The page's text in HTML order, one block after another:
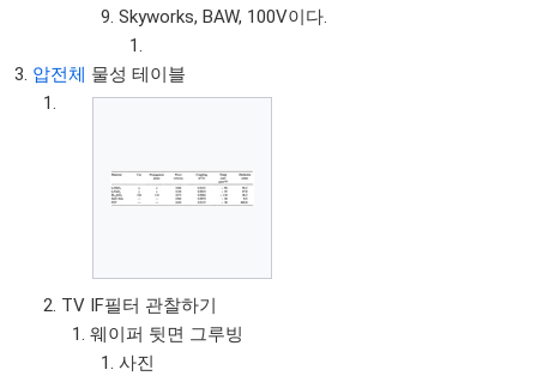
Skyworks, BAW, 100V이다.
압전체 물성 테이블
TV IF필터 관찰하기
웨이퍼 뒷면 그루빙
사진